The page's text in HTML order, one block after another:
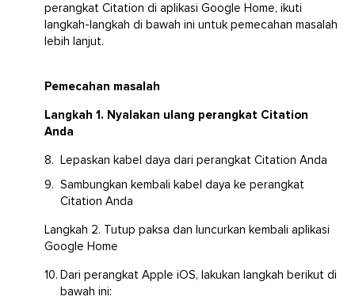
perangkat Citation di aplikasi Google Home, ikuti
langkah-langkah di bawah ini untuk pemecahan masalah
lebih lanjut.
Pemecahan masalah
Langkah 1. Nyalakan ulang perangkat Citation
Anda
Lepaskan kabel daya dari perangkat Citation Anda
Sambungkan kembali kabel daya ke perangkat
Citation Anda
Langkah 2. Tutup paksa dan luncurkan kembali aplikasi
Google Home
Dari perangkat Apple iOS, lakukan langkah berikut di
bawah ini: